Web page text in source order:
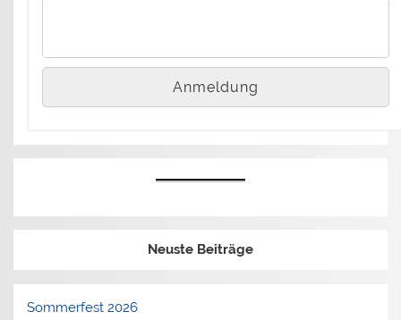
Neuste Beiträge
Sommerfest 2026